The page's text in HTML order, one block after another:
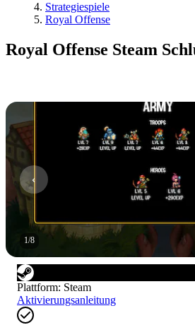
Strategiespiele
Royal Offense
Royal Offense Steam
1/8
Plattform: Steam
Aktivierungsanleitung